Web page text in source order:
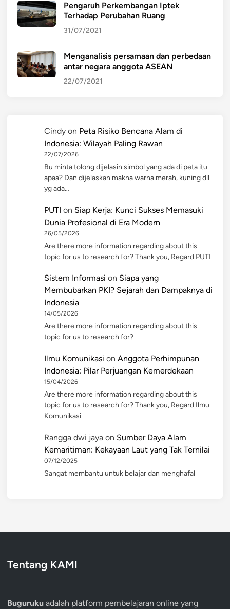
Pengaruh Perkembangan Iptek
Terhadap Perubahan Ruang
31/07/2021
Menganalisis persamaan dan perbedaan
antar negara anggota ASEAN
22/07/2021
Cindy on Peta Risiko Bencana Alam di
Indonesia: Wilayah Paling Rawan
22/07/2026
Bu minta tolong dijelasin simbol yang ada di peta itu
apaa? Dan dijelaskan makna warna merah, kuning dll
yg ada…
PUTI on Siap Kerja: Kunci Sukses Memasuki
Dunia Profesional di Era Modern
26/05/2026
Are there more information regarding about this
topic for us to research for? Thank you, Regard PUTI
Sistem Informasi on Siapa yang
Membubarkan PKI? Sejarah dan Dampaknya di
Indonesia
14/05/2026
Are there more information regarding about this
topic for us to research for?
Ilmu Komunikasi on Anggota Perhimpunan
Indonesia: Pilar Perjuangan Kemerdekaan
15/04/2026
Are there more information regarding about this
topic for us to research for? Thank you, Regard Ilmu
Komunikasi
Rangga dwi jaya on Sumber Daya Alam
Kemaritiman: Kekayaan Laut yang Tak Ternilai
07/12/2025
Sangat membantu untuk belajar dan menghafal
Tentang KAMI
Buguruku adalah platform pembelajaran online yang